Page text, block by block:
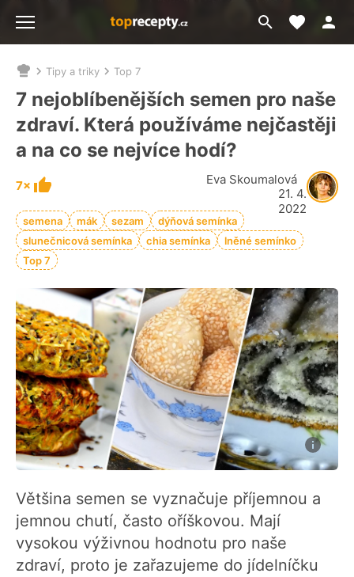
Přejít
na
Moje
Nacházíte
se
zde:
Tipy a triky Top 7
7 nejoblíbenějších semen pro naše
zdraví. Která používáme nejčastěji
a na co se nejvíce hodí?
7×
Eva Skoumalová
21. 4.
2022
semena mák sezam
dýňová semínka
slunečnicová semínka
chia semínka
lněné semínko
Top 7
Většina semen se vyznačuje příjemnou a
jemnou chutí, často oříškovou. Mají
vysokou výživnou hodnotu pro naše
zdraví, proto je zařazujeme do jídelníčku